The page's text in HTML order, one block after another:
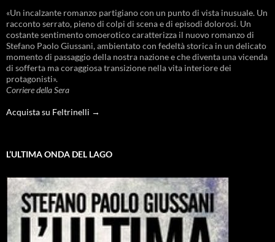
«Un incalzante romanzo partigiano con un punto di vista inusuale. Un
racconto serrato, pieno di colpi di scena e di episodi dolorosi. Un
costante sentimento omoerotico caratterizza il nuovo romanzo di
Stefano Paolo Giussani, ambientato con fedeltà storica in un delicato
momento di passaggio della nostra nazione e che diventa una vicenda
di sofferta ma coraggiosa transizione nella vita interiore dei
protagonisti».
Corriere della Sera
Acquista su Feltrinelli →
L’ULTIMA ONDA DEL LAGO